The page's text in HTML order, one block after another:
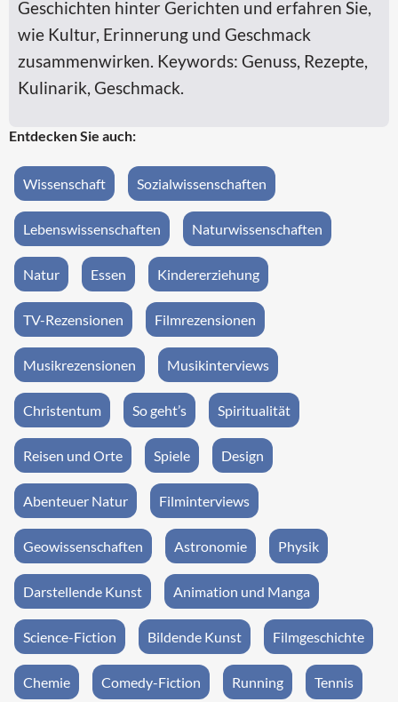
Geschichten hinter Gerichten und erfahren Sie,
wie Kultur, Erinnerung und Geschmack
zusammenwirken. Keywords: Genuss, Rezepte,
Kulinarik, Geschmack.
Entdecken Sie auch:
Wissenschaft Sozialwissenschaften
Lebenswissenschaften Naturwissenschaften
Natur Essen Kindererziehung
TV-Rezensionen Filmrezensionen
Musikrezensionen Musikinterviews
Christentum So geht’s Spiritualität
Reisen und Orte Spiele Design
Abenteuer Natur Filminterviews
Geowissenschaften Astronomie Physik
Darstellende Kunst Animation und Manga
Science-Fiction Bildende Kunst Filmgeschichte
Chemie Comedy-Fiction Running Tennis